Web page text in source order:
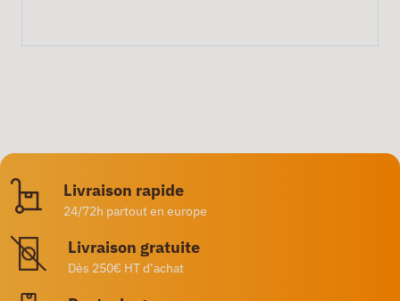
Livraison rapide
24/72h partout en europe
Livraison gratuite
Dès 250€ HT d’achat